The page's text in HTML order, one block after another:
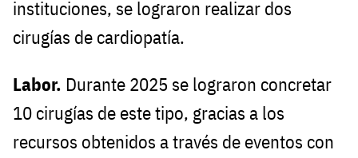
instituciones, se lograron realizar dos
cirugías de cardiopatía.
Labor. Durante 2025 se lograron concretar
10 cirugías de este tipo, gracias a los
recursos obtenidos a través de eventos con